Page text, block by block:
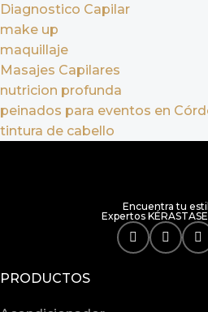
Diagnostico Capilar
make up
maquillaje
Masajes Capilares
nutricion profunda
peinados para eventos en
tintura de cabello
Encuentra tu
Expertos KÉRASTASE
PRODUCTOS